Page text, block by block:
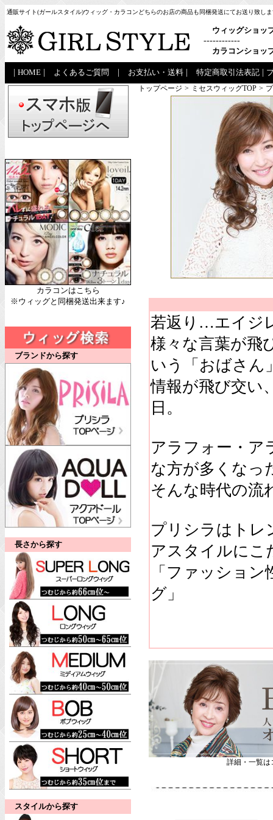
通販サイト(ガールスタイル)ウィッグ・カラコンどちらのお店の商品も同梱発送にてお送り致し
ウィッグショッ
------------
カラコンショッ
HOME よくあるご質問 お支払い・送料 特定商取引法表記
カラコンはこちら
※ウィッグと同梱発送出来ます♪
ブランドから探す
長さから探す
スタイルから探す
トップページ > ミセスウィッグTOP >
若返り…エイジ
様々な言葉が飛
いう「おばさん
情報が飛び交い
日。
アラフォー・ア
な方が多くなっ
そんな時代の流
プリシラはトレ
アスタイルにこ
「ファッショ
グ」
詳細・一覧は